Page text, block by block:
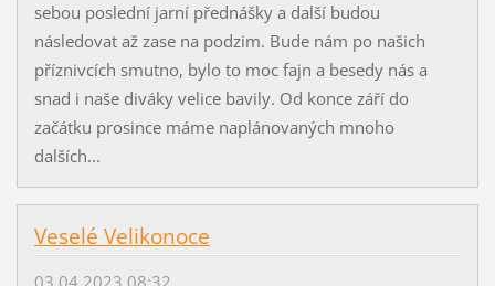
sebou poslední jarní přednášky a další budou
následovat až zase na podzim. Bude nám po našich
příznivcích smutno, bylo to moc fajn a besedy nás a
snad i naše diváky velice bavily. Od konce září do
začátku prosince máme naplánovaných mnoho
dalších...
Veselé Velikonoce
03.04.2023 08:32